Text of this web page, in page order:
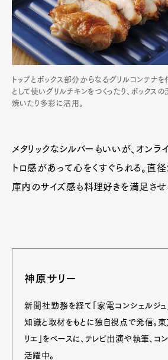
トップとボックス部分からなるグリルコンテナを
として使いグリルチキンをつくったり、ボックス
焼いたり多彩に活用。
メタリックなシルバーもいいが、オンラ
トロ感があって心をくすぐられる。直
庫内のサイズ感も料理好きを満足させ
神原サリー
新聞社勤務を経て「家電コンシェルジュ
知識と取材をもとに独自視点で発信。東
リエ」をベースに、テレビ出演や執筆、コ
活躍中。